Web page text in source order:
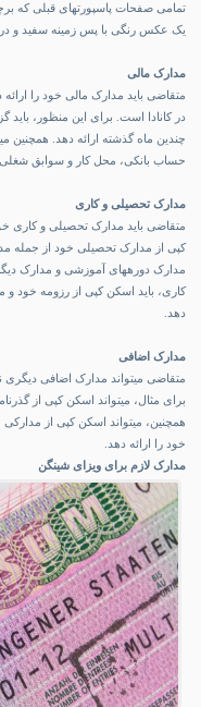
تمامی صفحات پاسپورتهای قبلی که
یک عکس رنگی با پس زمینه سفید و در سایز ۳.۵ در ۴.۵ سانتیمتر
مدارک مالی
متقاضی باید مدارک مالی خود را ارائه
در کانادا است. برای این منظور،
چندین ماه گذشته ارائه دهد. همچنین
حساب بانکی، محل کار و سوابق شغلی
مدارک تحصیلی و کاری
متقاضی باید مدارک تحصیلی و کاری
کپی از مدارک تحصیلی خود از جمله
مدارک دورههای آموزشی و مدارک
کاری، باید اسکن کپی از رزومه خود و
دهد.
مدارک اضافی
متقاضی میتواند مدارک اضافی دیگری
برای مثال، میتواند اسکن کپی از
همچنین، میتواند اسکن کپی از
خود را ارائه دهد.
مدارک لازم برای ویزای شینگن